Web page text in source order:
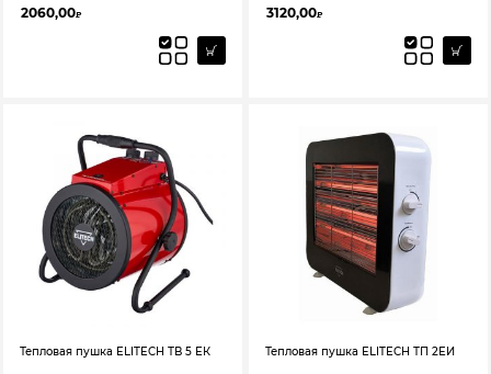
2060,00₽ 3120,00₽
Тепловая пушка ELITECH ТВ 5 ЕК Тепловая пушка ELITECH ТП 2ЕИ